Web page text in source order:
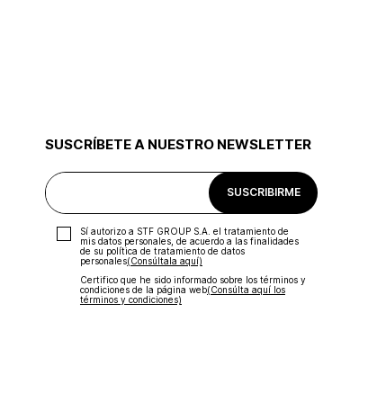
SUSCRÍBETE A NUESTRO NEWSLETTER
SUSCRIBIRME
Sí autorizo a STF GROUP S.A. el tratamiento de
mis datos personales, de acuerdo a las finalidades
de su política de tratamiento de datos
personales‎(Consúltala aquí)
Certifico que he sido informado sobre los términos y
condiciones de la página web‎(Consúlta aquí los
términos y condiciones)